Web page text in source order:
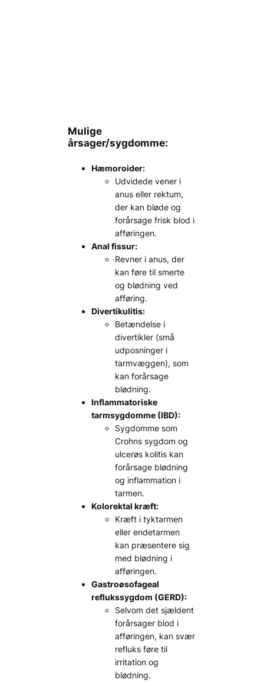
Mulige
årsager/sygdomme:
Hæmoroider:
Udvidede vener i
anus eller rektum,
der kan bløde og
forårsage frisk blod i
afføringen.
Anal fissur:
Revner i anus, der
kan føre til smerte
og blødning ved
afføring.
Divertikulitis:
Betændelse i
divertikler (små
udposninger i
tarmvæggen), som
kan forårsage
blødning.
Inflammatoriske
tarmsygdomme (IBD):
Sygdomme som
Crohns sygdom og
ulcerøs kolitis kan
forårsage blødning
og inflammation i
tarmen.
Kolorektal kræft:
Kræft i tyktarmen
eller endetarmen
kan præsentere sig
med blødning i
afføringen.
Gastroøsofageal
reflukssygdom (GERD):
Selvom det sjældent
forårsager blod i
afføringen, kan svær
refluks føre til
irritation og
blødning.